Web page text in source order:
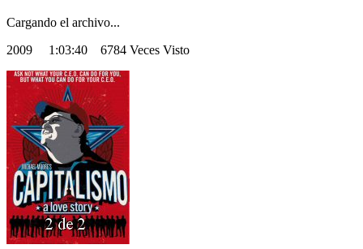
Cargando el archivo...
2009 1:03:40 6784 Veces Visto